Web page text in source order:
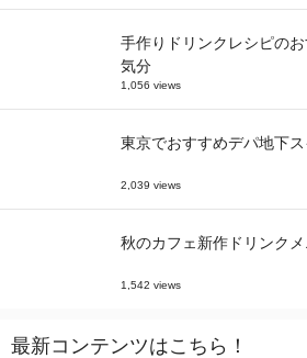
手作りドリンクレシピの
気分
1,056 views
東京でおすすめデパ地下
2,039 views
秋のカフェ新作ドリンク
1,542 views
最新コンテンツはこちら！